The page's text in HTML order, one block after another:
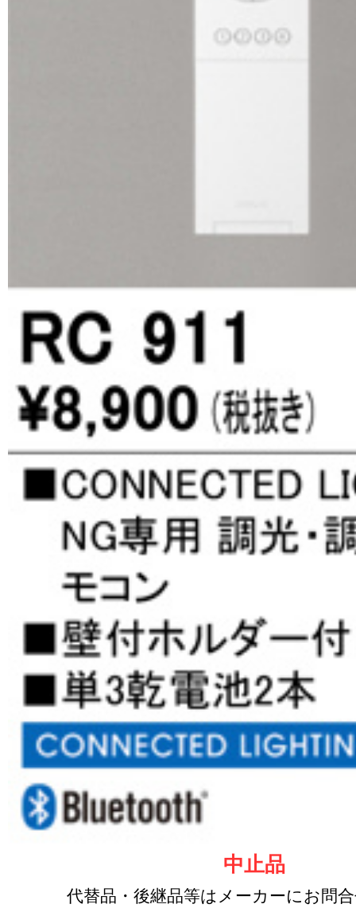
中止品
代替品・後継品等はメーカーにお問